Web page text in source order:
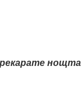
нощта